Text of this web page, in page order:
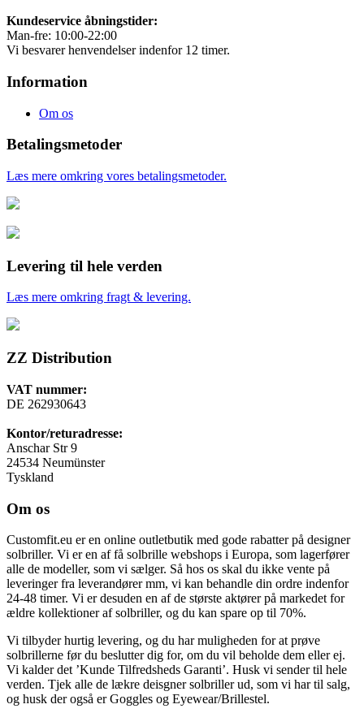
Kundeservice åbningstider:
Man-fre: 10:00-22:00
Vi besvarer henvendelser indenfor 12 timer.
Information
Om os
Betalingsmetoder
Læs mere omkring vores betalingsmetoder.
Levering til hele verden
Læs mere omkring fragt & levering.
ZZ Distribution
VAT nummer:
DE 262930643
Kontor/returadresse:
Anschar Str 9
24534 Neumünster
Tyskland
Om os
Customfit.eu er en online outletbutik med gode rabatter på designer
solbriller. Vi er en af få solbrille webshops i Europa, som lagerfører
alle de modeller, som vi sælger. Så hos os skal du ikke vente på
leveringer fra leverandører mm, vi kan behandle din ordre indenfor
24-48 timer. Vi er desuden en af de største aktører på markedet for
ældre kollektioner af solbriller, og du kan spare op til 70%.
Vi tilbyder hurtig levering, og du har muligheden for at prøve
solbrillerne før du beslutter dig for, om du vil beholde dem eller ej.
Vi kalder det ’Kunde Tilfredsheds Garanti’. Husk vi sender til hele
verden. Tjek alle de lækre deisgner solbriller ud, som vi har til salg,
og husk der også er Goggles og Eyewear/Brillestel.